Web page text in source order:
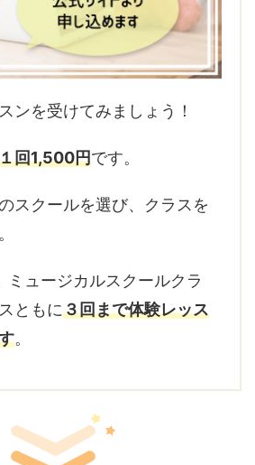
ンを受けてみましょう！
回1,500円です。
スクールを選び、クラスを
ミュージカルスクールクラ
ともに３回まで体験レッス
。